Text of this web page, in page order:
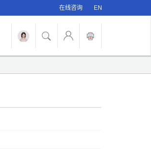
在线咨询 EN